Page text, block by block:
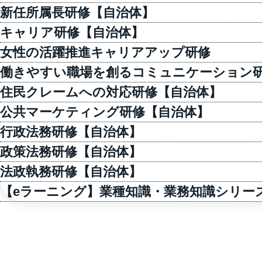
新任所属長研修【自治体】
キャリア研修【自治体】
女性の活躍推進キャリアアップ研修
働きやすい職場を創るコミュニケーション
住民クレームへの対応研修【自治体】
公共マーケティング研修【自治体】
行政法務研修【自治体】
政策法務研修【自治体】
法政執務研修【自治体】
【eラーニング】業種知識・業務知識シリー